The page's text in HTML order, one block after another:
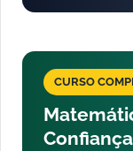
CURSO
Confiança